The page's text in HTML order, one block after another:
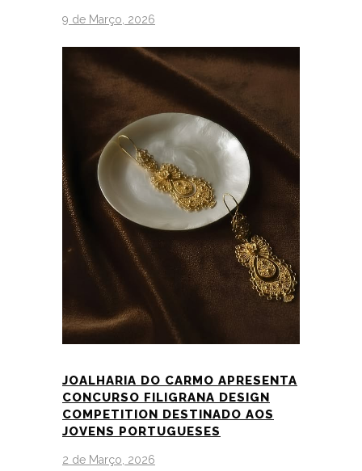
9 de Março, 2026
JOALHARIA DO CARMO APRESENTA
CONCURSO FILIGRANA DESIGN
COMPETITION DESTINADO AOS
JOVENS PORTUGUESES
2 de Março, 2026